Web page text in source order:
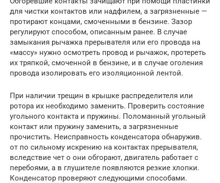
для чистки контактов или надфилем, а загрязненные —
протирают концами, смоченными в бензине. Зазор
регулируют способом, описанным ранее. В случае
замыкания рычажка прерывателя или его провода на
«массу» нужно осмотреть провод и рычажок, протереть
их тряпкой, смочен­ной в бензине, и в случае оголения
провода изолировать его изоля­ционной лентой.
При наличии трещин в крышке распределителя или
ротора их не­обходимо заменить. Проверить состояние
угольного контакта и пру­жины. Поломанный угольный
контакт или пружину заменить, а за­грязненные
прочистить. Неисправность конденсатора обнаружив.
от по сильному искрению на контактах прерывателя,
вследствие чет о они обгорают, двигатель работает с
перебоями, а в глушителе по­являются резкие хлопки.
Конденсатор проверяют следующими способами.